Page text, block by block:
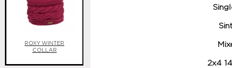
2x4
ROXY WINTER
COLLAR